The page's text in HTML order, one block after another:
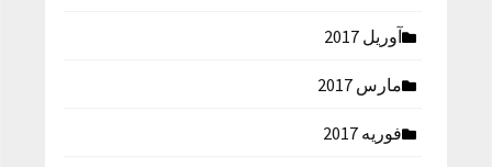
آوریل 2017
مارس 2017
فوریه 2017